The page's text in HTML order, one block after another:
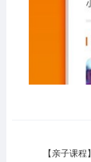
【亲子课程】